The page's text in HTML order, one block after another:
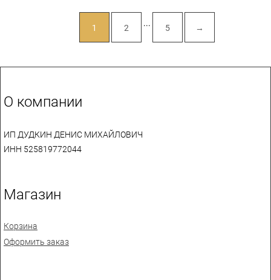
1 2 ... 5 →
О компании
ИП ДУДКИН ДЕНИС МИХАЙЛОВИЧ
ИНН 525819772044
Магазин
Корзина
Оформить заказ